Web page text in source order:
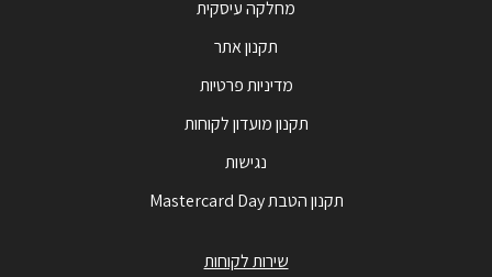
מחלקה עיסקית
תקנון אתר
מדיניות פרטיות
תקנון מועדון לקוחות
נגישות
תקנון הטבת Mastercard Day
שירות לקוחות